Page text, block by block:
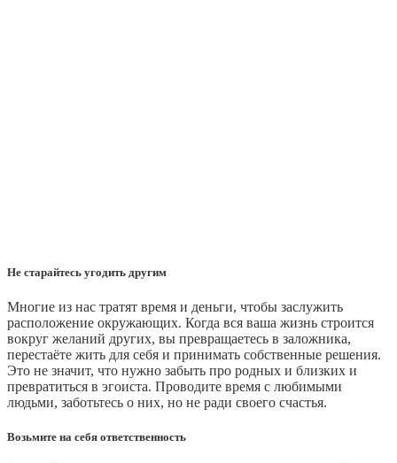
Не старайтесь угодить другим
Многие из нас тратят время и деньги, чтобы заслужить
расположение окружающих. Когда вся ваша жизнь строится
вокруг желаний других, вы превращаетесь в заложника,
перестаёте жить для себя и принимать собственные решения.
Это не значит, что нужно забыть про родных и близких и
превратиться в эгоиста. Проводите время с любимыми
людьми, заботьтесь о них, но не ради своего счастья.
Возьмите на себя ответственность